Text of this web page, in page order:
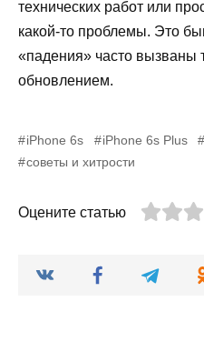
технических работ или
какой-то проблемы. Это
«падения» часто вызваны
обновлением.
iPhone 6s iPhone 6s Plus
советы и хитрости
Оцените статью